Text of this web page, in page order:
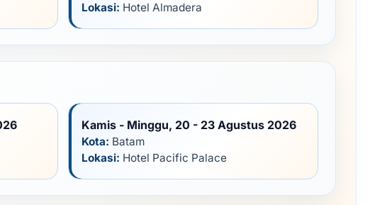
Lokasi: Hotel Almadera
Kamis - Minggu, 20 - 23 Agustus 2026
Kota: Batam
Lokasi: Hotel Pacific Palace